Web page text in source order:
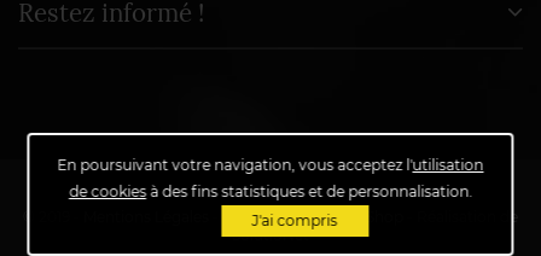
En poursuivant votre navigation, vous acceptez l'utilisation
de cookiesà des fins statistiques et de personnalisation.
J'ai compris
Restez informé !
Propulsé parPrestaShop
SolutioNet